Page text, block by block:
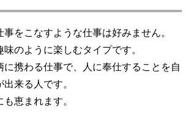
をこなすような仕事は好みません。
のように楽しむタイプです。
に携わる仕事で、人に奉仕することを自
来る人です。
恵まれます。